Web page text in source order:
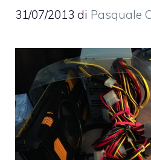
31/07/2013 di Pasquale